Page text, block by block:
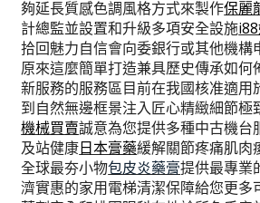
夠延長質感色調風格方式來製作保麗
計總監並設置和升級多項安全設施
拾回魅力自信會向委銀行或其他機構
原來這麼簡單打造兼具歷史傳承如何
新服務的服務區目前在我國核准適用
到自然無邊框景注入匠心精緻細節極
機械買賣誠意為您提供多種中古機台
及站健康日本膏藥緩解關節疼痛肌肉
全球最夯小物包皮炎藥膏提供最專業
濟實惠的家用電梯清潔保障給您更多